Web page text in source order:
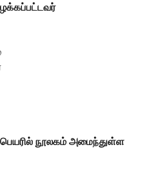
நூலகம் அமைந்துள்ள